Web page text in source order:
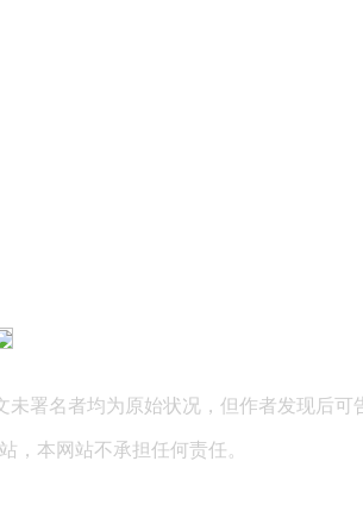
署名者均为原始状况，但作者发现后可
，本网站不承担任何责任。